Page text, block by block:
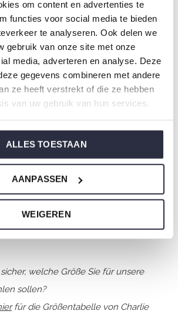
om content en advertenties te
functies voor social media te bieden
te analyseren. Ook delen we
gebruik van onze site met onze
media, adverteren en analyse. Deze
gegevens combineren met andere
ze heeft verstrekt of die ze hebben
van uw gebruik van hun services.
ALLES TOESTAAN
AANPASSEN
WEIGEREN
Choe
Summer 2026
Coast
95% Modal/ 5% Elastane
N59117-38
von Charlie Choe ist gefertigt aus
weichen Jersey und hat eine perfekte
welche Größe Sie für unsere
sollen?
für die Größentabelle von Charlie